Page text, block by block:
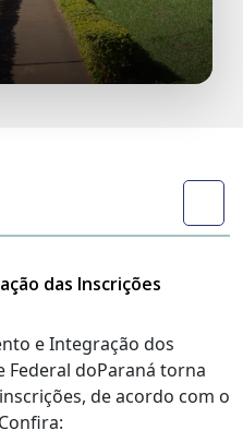
das Inscrições
e Integração dos
Federal doParaná torna
de acordo com o